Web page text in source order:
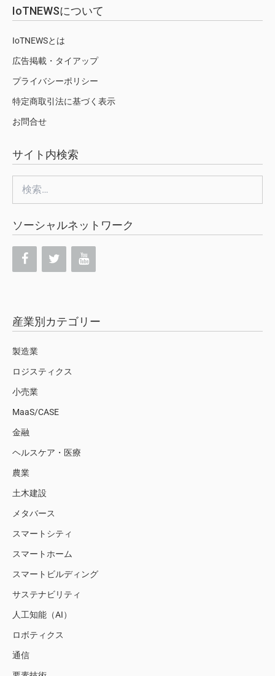
IoTNEWSについて
IoTNEWSとは
広告掲載・タイアップ
プライバシーポリシー
特定商取引法に基づく表示
お問合せ
サイト内検索
索:
ソーシャルネットワーク
産業別カテゴリー
製造業
ロジスティクス
小売業
MaaS/CASE
金融
ヘルスケア・医療
農業
土木建設
メタバース
スマートシティ
スマートホーム
スマートビルディング
サステナビリティ
人工知能（AI）
ロボティクス
通信